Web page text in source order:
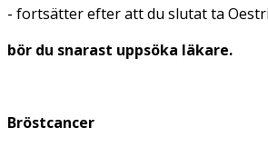
- fortsätter efter att du slutat ta
bör du snarast uppsöka läkare.
Bröstcancer